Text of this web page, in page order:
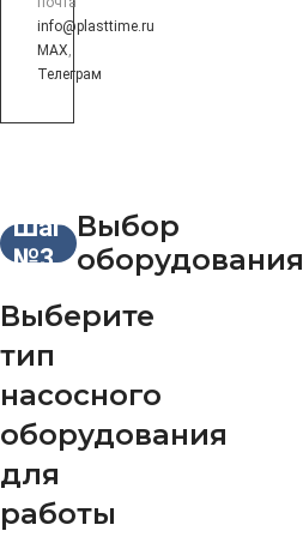
info@plasttime.ru
MAX,
Телеграм
Шаг
№3
Выбор
оборудования
Выберите
тип
насосного
оборудования
для
работы